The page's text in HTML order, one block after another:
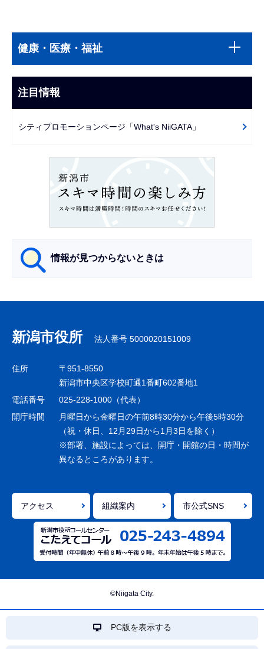
文
こ
ま
で
ブ
ビ
ー
健康・医療・福祉
注目情報
シティプロモーションページ「What's NiiGATA」
情報が見つからないときは
ナ
ビ
ゲ
シ
ョ
で
新潟市役所 法人番号 5000020151009
住所
〒951-8550
新潟市中央区学校町通1番町602番地1
電話番号
025-228-1000（代表）
開庁時間
月曜日から金曜日の午前8時30分から午後5時30分
（祝・休日、12月29日から1月3日を除く）
※部署、施設によっては、開庁・開館の日・時間が
異なるところがあります。
アクセス 組織案内 市公式SNS
©Niigata City.
PC版を表示する